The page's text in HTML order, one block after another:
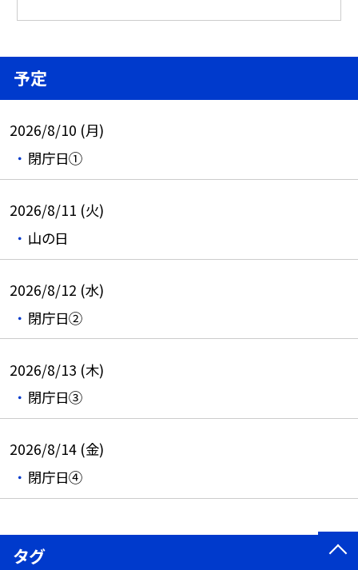
予定
2026/8/10 (月)
閉庁日①
2026/8/11 (火)
山の日
2026/8/12 (水)
閉庁日②
2026/8/13 (木)
閉庁日③
2026/8/14 (金)
閉庁日④
タグ